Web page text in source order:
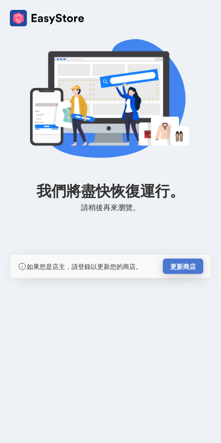
我們將盡快恢復運行。
請稍後再來瀏覽。
如果您是店主，請登錄以更新您的商店。 更新商店